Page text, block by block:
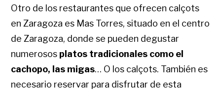
Otro de los restaurantes que ofrecen calçots
en Zaragoza es Mas Torres, situado en el centro
de Zaragoza, donde se pueden degustar
numerosos platos tradicionales como el
cachopo, las migas… O los calçots. También es
necesario reservar para disfrutar de esta